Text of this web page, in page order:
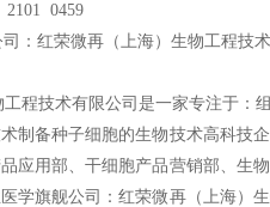
0459
：红荣微再（上海）生物工程技
程技术有限公司是一家专注于：
制备种子细胞的生物技术高科技
应用部、干细胞产品营销部、生
学旗舰公司：红荣微再（上海）